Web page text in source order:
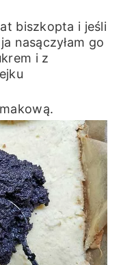
biszkopta i jeśli
nasączyłam go
i z